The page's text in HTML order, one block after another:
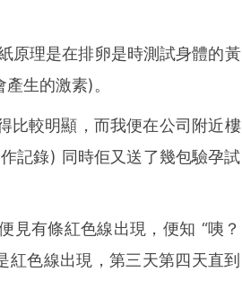
原理是在排卵是時測試身體的黃
生的激素)。
比較明顯，而我便在公司附近樓
記錄) 同時佢又送了幾包驗孕試
有條紅色線出現，便知 “咦？
色線出現，第三天第四天直到